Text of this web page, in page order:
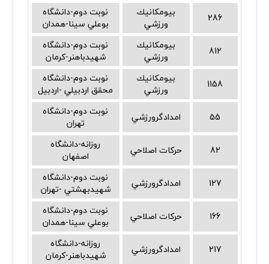
286
بيومكانيك
ورزشي
نوبت دوم-دانشگاه
بوعلي سينا-همدان
812
بيومكانيك
ورزشي
نوبت دوم-دانشگاه
شهيدباهنر-كرمان
1158
بيومكانيك
ورزشي
نوبت دوم-دانشگاه
محقق اردبيلي -اردبيل
55
امدادگرورزشي
نوبت دوم-دانشگاه
تهران
82
حركات اصلاحي
روزانه-دانشگاه
اصفهان
127
امدادگرورزشي
نوبت دوم-دانشگاه
شهيدبهشتي -تهران
166
حركات اصلاحي
نوبت دوم-دانشگاه
بوعلي سينا-همدان
217
امدادگرورزشي
روزانه-دانشگاه
شهيدباهنر-كرمان